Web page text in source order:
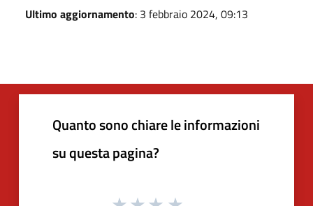
Ultimo aggiornamento: 3 febbraio 2024, 09:13
Quanto sono chiare le informazioni
su questa pagina?